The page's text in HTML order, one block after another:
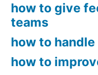
how to give
teams
how to
how to